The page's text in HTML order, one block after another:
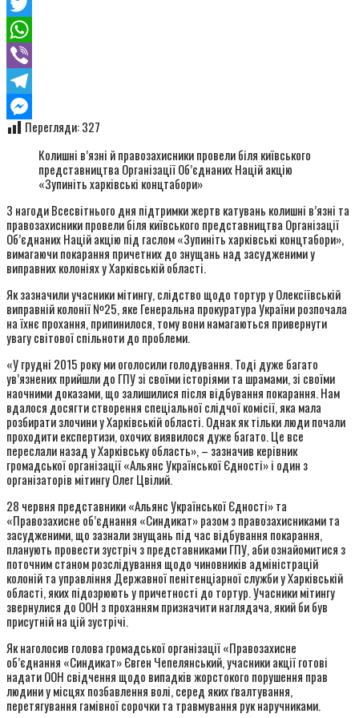
Facebook
Twitter
WhatsApp
Viber
Telegram
Messenger
Перегляди:327
Колишні в’язні й правозахисники провели біля київського
представництва Організації Об’єднаних Націй акцію
«Зупиніть харківські концтабори»
З нагоди Всесвітнього дня підтримки жертв катувань колишні в’язні та
правозахисники провели біля київського представництва Організації
Об’єднаних Націй акцію під гаслом «Зупиніть харківські концтабори»,
вимагаючи покарання причетних до знущань над засудженими у
виправних колоніях у Харківській області.
Як зазначили учасники мітингу, слідство щодо тортур у Олексіївській
виправній колонії №25, яке Генеральна прокуратура України розпочала
на їхнє прохання, припинилося, тому вони намагаються привернути
увагу світової спільноти до проблеми.
«У грудні 2015 року ми оголосили голодування. Тоді дуже багато
ув’язнених прийшли до ГПУ зі своїми історіями та шрамами, зі своїми
наочними доказами, що залишилися після відбування покарання. Нам
вдалося досягти створення спеціальної слідчої комісії, яка мала
розбирати злочини у Харківській області. Однак як тільки люди почали
проходити експертизи, охочих виявилося дуже багато. Це все
переслали назад у Харківську область», – зазначив керівник
громадської організації «Альянс Української Єдності» і один з
організаторів мітингу Олег Цвілий.
28 червня представники «Альянс Української Єдності» та
«Правозахисне об’єднання «Синдикат» разом з правозахисниками та
засудженими, що зазнали знущань під час відбування покарання,
планують провести зустріч з представниками ГПУ, аби ознайомитися з
поточним станом розслідування щодо чиновників адміністрацій
колоній та управління Державної пенітенціарної служби у Харківській
області, яких підозрюють у причетності до тортур. Учасники мітингу
звернулися до ООН з проханням призначити наглядача, який би був
присутній на цій зустрічі.
Як наголосив голова громадської організації «Правозахисне
об’єднання «Синдикат» Євген Чепелянський, учасники акції готові
надати ООН свідчення щодо випадків жорстокого порушення прав
людини у місцях позбавлення волі, серед яких ґвалтування,
перетягування гамівної сорочки та травмування рук наручниками.